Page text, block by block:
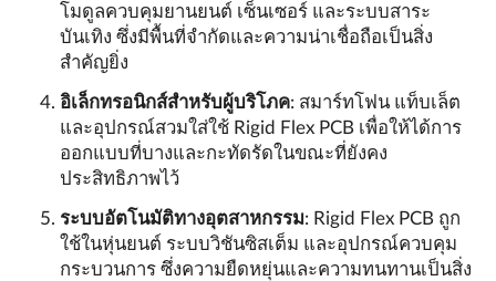
โมดูลควบคุมยานยนต์ เซ็นเซอร์ และระบบสาระ
บันเทิง ซึ่งมีพื้นที่จำกัดและความน่าเชื่อถือเป็นสิ่ง
สำคัญยิ่ง
อิเล็กทรอนิกส์สำหรับผู้บริโภค: สมาร์ทโฟน แท็บเล็ต
และอุปกรณ์สวมใส่ใช้ Rigid Flex PCB เพื่อให้ได้การ
ออกแบบที่บางและกะทัดรัดในขณะที่ยังคง
ประสิทธิภาพไว้
ระบบอัตโนมัติทางอุตสาหกรรม: Rigid Flex PCB ถูก
ใช้ในหุ่นยนต์ ระบบวิชันซิสเต็ม และอุปกรณ์ควบคุม
กระบวนการ ซึ่งความยืดหยุ่นและความทนทานเป็นสิ่ง